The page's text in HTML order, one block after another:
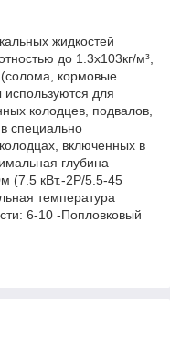
жидкостей
до 1.3x103кг/м³,
кормовые
для
колодцев, подвалов,
специально
включенных в
глубина
(7.5 кВт.-2Р/5.5-45
температура
6-10 -Попловковый